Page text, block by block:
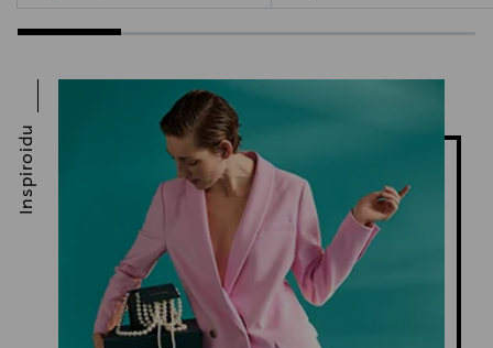
Inspiroidu